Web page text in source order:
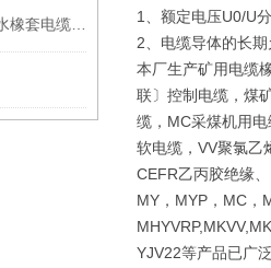
1、额定电压U0/U
2、电缆导体的长
本厂生产矿用电缆
联〕控制电缆，煤
缆，MC采煤机用
软电缆，VV聚氯乙
CEFR乙丙胶绝缘
MY，MYP，MC，
YJV22等产品已广